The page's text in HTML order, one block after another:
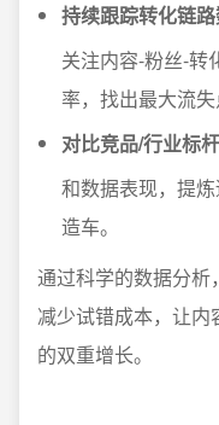
持续跟踪转化链
关注内容-粉丝-转
率，找出最大流失
对比竞品/行业标
和数据表现，提
造车。
通过科学的数据分析
减少试错成本，让内
的双重增长。